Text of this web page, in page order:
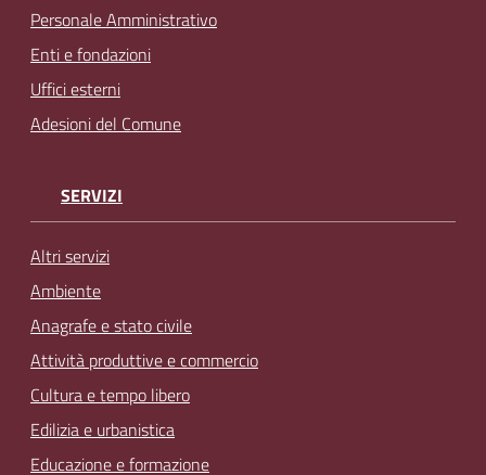
Personale Amministrativo
Enti e fondazioni
Uffici esterni
Adesioni del Comune
SERVIZI
Altri servizi
Ambiente
Anagrafe e stato civile
Attività produttive e commercio
Cultura e tempo libero
Edilizia e urbanistica
Educazione e formazione